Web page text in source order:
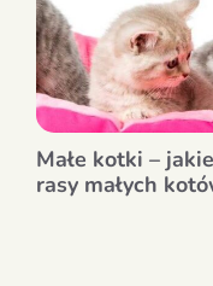
Małe kotki –
rasy małych